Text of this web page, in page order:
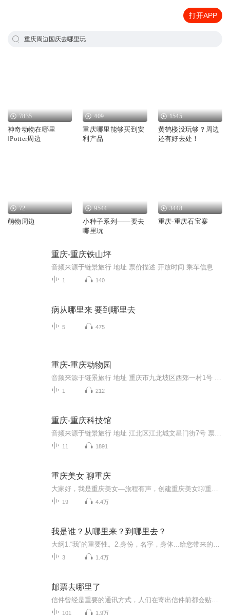
打开APP
重庆周边国庆去哪里玩
7835
神奇动物在哪里
‖Potter周边
409
重庆哪里能够买到安
利产品
1545
黄鹤楼没玩够？周边
还有好去处！
72
萌物周边
9544
小种子系列——要去
哪里玩
3448
重庆-重庆石宝寨
重庆-重庆铁山坪
音频来源于链景旅行 地址 票价描述 开放时间 乘车信息
1 140
病从哪里来 要到哪里去
5 475
重庆-重庆动物园
1 212
重庆-重庆科技馆
11 1891
重庆美女 聊重庆
19 4.4万
我是谁？从哪里来？到哪里去？
3 1.4万
邮票去哪里了
101 1.9万